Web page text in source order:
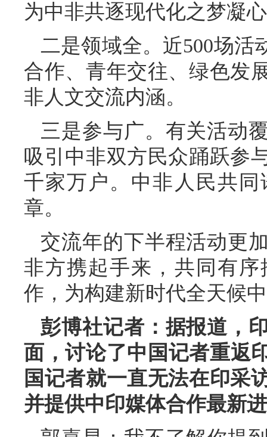
为中非共逐现代化之梦凝
二是领域全。近500场活
合作、青年交往、绿色发
非人文交流内涵。
三是参与广。有关活动
吸引中非双方民众踊跃参
千家万户。中非人民共
章。
交流年的下半程活动更
非方携起手来，共同有
作，为构建新时代全天候
彭博社记者：据报道，
面，讨论了中国记者重返
国记者就一直无法在印采
并提供中印媒体合作最新